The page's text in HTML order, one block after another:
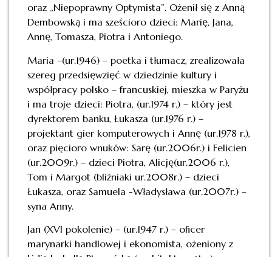
oraz „Niepoprawny Optymista”. Ożenił się z Anną
Dembowską i ma sześcioro dzieci: Marię, Jana,
Annę, Tomasza, Piotra i Antoniego.
Maria –(ur.1946) – poetka i tłumacz, zrealizowała
szereg przedsięwzięć w dziedzinie kultury i
współpracy polsko – francuskiej, mieszka w Paryżu
i ma troje dzieci: Piotra, (ur.1974 r.) – który jest
dyrektorem banku, Łukasza (ur.1976 r.) –
projektant gier komputerowych i Annę (ur.1978 r.),
oraz pięcioro wnuków: Sarę (ur.2006r.) i Felicien
(ur.2009r.) – dzieci Piotra, Alicję(ur.2006 r.),
Tom i Margot (bliźniaki ur.2008r.) – dzieci
Łukasza, oraz Samuela -Władysława (ur.2007r.) –
syna Anny.
Jan (XVI pokolenie) – (ur.1947 r.) – oficer
marynarki handlowej i ekonomista, ożeniony z